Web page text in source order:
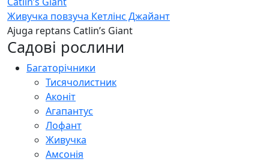
Живучка повзуча Кетлінс Джайант
Ajuga reptans Catlin’s Giant
Садові рослини
Багаторічники
Тисячолистник
Аконіт
Агапантус
Лофант
Живучка
Амсонія